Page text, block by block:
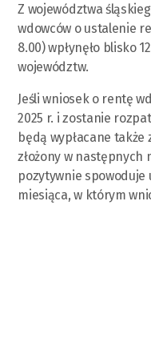
Z województwa
wdowców o ustalenie
8.00) wpłynęło blisko
województw.
Jeśli wniosek o rentę
2025 r. i zostanie
będą wypłacane
złożony w
pozytywnie spowoduje
miesiąca, w którym